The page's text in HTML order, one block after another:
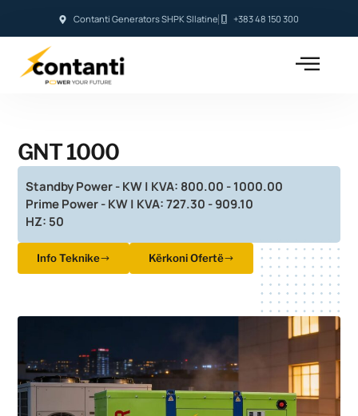
Contanti Generators SHPK Sllatine +383 48 150 300
GNT 1000
Standby Power - KW | KVA: 800.00 - 1000.00
Prime Power - KW | KVA: 727.30 - 909.10
HZ: 50
Info Teknike Kërkoni Ofertë